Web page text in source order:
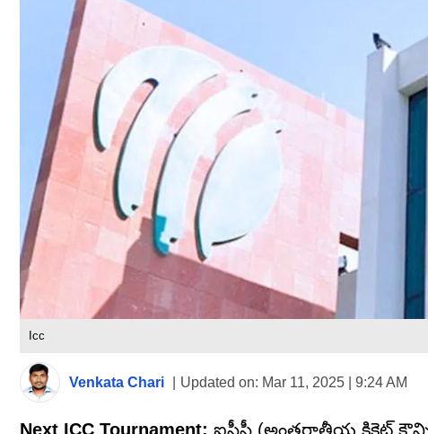
Icc
Venkata Chari Updated on: Mar 11, 2025 | 9:24 AM
Next ICC Tournament: ఐసీసీ (అంతర్జాతీయ క్రికెట్